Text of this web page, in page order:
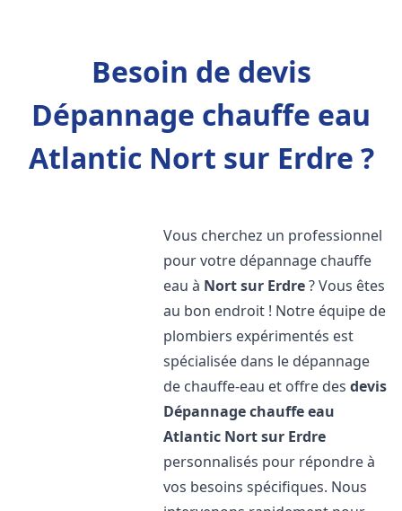
Besoin de devis
Dépannage chauffe eau
Atlantic Nort sur Erdre ?
Vous cherchez un professionnel
pour votre dépannage chauffe
eau à Nort sur Erdre? Vous êtes
au bon endroit ! Notre équipe de
plombiers expérimentés est
spécialisée dans le dépannage
de chauffe-eau et offre desdevis
Dépannage chauffe eau
Atlantic Nort sur Erdre
personnalisés pour répondre à
vos besoins spécifiques. Nous